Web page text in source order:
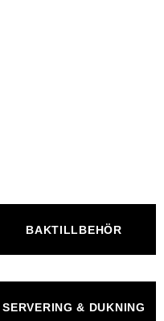
BAKTILLBEHÖR
SERVERING & DUKNING